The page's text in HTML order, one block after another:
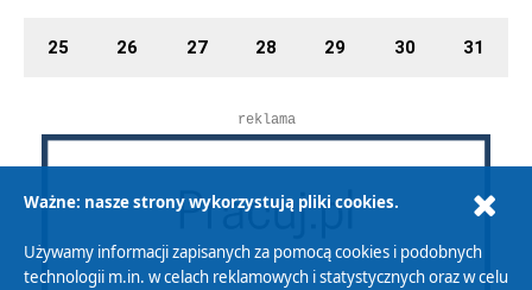
25 26 27 28 29 30 31
reklama
Ważne: nasze strony wykorzystują pliki cookies.
Używamy informacji zapisanych za pomocą cookies i podobnych
technologii m.in. w celach reklamowych i statystycznych oraz w celu